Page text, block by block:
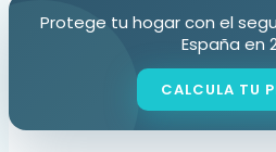
Protege tu hogar con el
España en